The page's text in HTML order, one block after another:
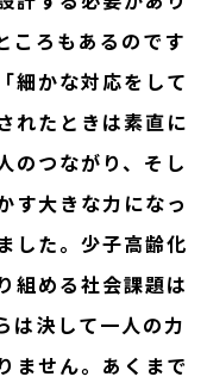
ころもあるのです
細かな対応をして
れたときは素直に
のつながり、そし
す大きな力になっ
した。少子高齢化
組める社会課題は
は決して一人の力
ません。あくまで